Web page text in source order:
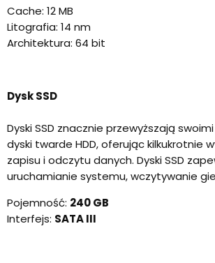
Cache: 12 MB
Litografia: 14 nm
Architektura: 64 bit
Dysk SSD
Dyski SSD znacznie przewyższają
dyski twarde HDD, oferując kilkukrotnie
zapisu i odczytu danych. Dyski SSD
uruchamianie systemu, wczytywanie
Pojemność: 240 GB
Interfejs: SATA III